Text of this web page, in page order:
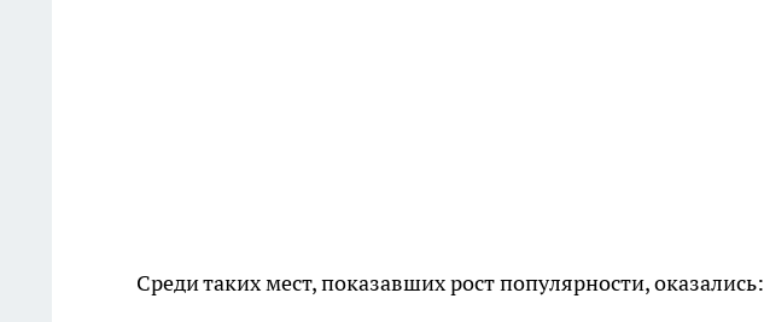
Среди таких мест, показавших рост популярности, оказались: